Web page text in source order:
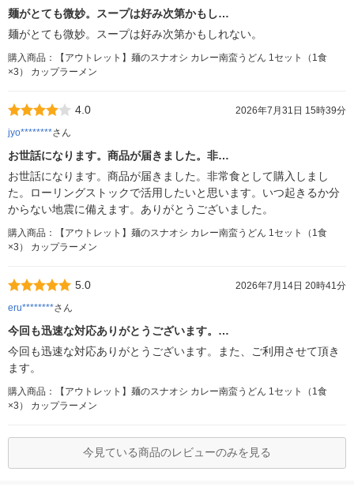
麺がとても微妙。スープは好み次第かもし…
麺がとても微妙。スープは好み次第かもしれない。
購入商品：【アウトレット】麺のスナオシ カレー南蛮うどん 1セット（1食
×3） カップラーメン
4.0
2026年7月31日 15時39分
jyo********さん
お世話になります。商品が届きました。非…
お世話になります。商品が届きました。非常食として購入しまし
た。ローリングストックで活用したいと思います。いつ起きるか分
からない地震に備えます。ありがとうございました。
購入商品：【アウトレット】麺のスナオシ カレー南蛮うどん 1セット（1食
×3） カップラーメン
5.0
2026年7月14日 20時41分
eru********さん
今回も迅速な対応ありがとうございます。…
今回も迅速な対応ありがとうございます。また、ご利用させて頂き
ます。
購入商品：【アウトレット】麺のスナオシ カレー南蛮うどん 1セット（1食
×3） カップラーメン
今見ている商品のレビューのみを見る